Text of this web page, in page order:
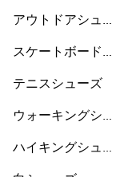
シューズ
アウトドアシュー
スケートボードシ
テニスシューズ
ウォーキングシュ
ハイキングシュー